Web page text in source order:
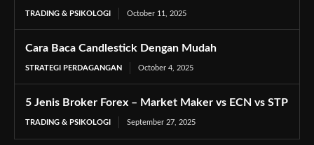
TRADING & PSIKOLOGI October 11, 2025
Cara Baca Candlestick Dengan Mudah
STRATEGI PERDAGANGAN October 4, 2025
5 Jenis Broker Forex – Market Maker vs ECN vs STP
TRADING & PSIKOLOGI September 27, 2025